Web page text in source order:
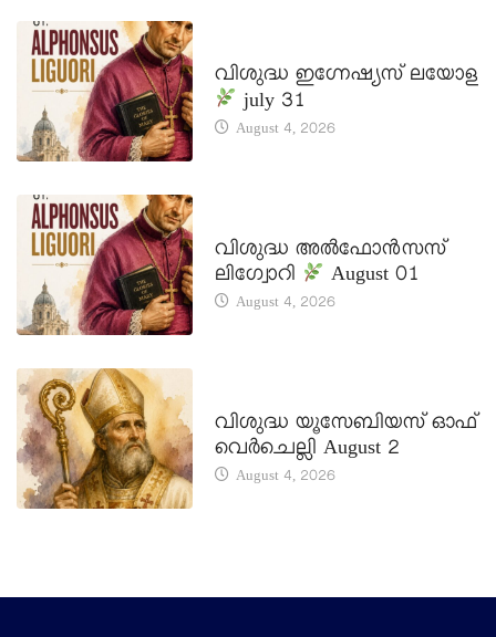
വിശുദ്ധ ഇഗ്നേഷ്യസ് ലയോള
july 31
August 4, 2026
വിശുദ്ധ അൽഫോൻസസ്
ലിഗ്വോറി
August 01
August 4, 2026
വിശുദ്ധ യൂസേബിയസ് ഓഫ്
വെർചെല്ലി August 2
August 4, 2026